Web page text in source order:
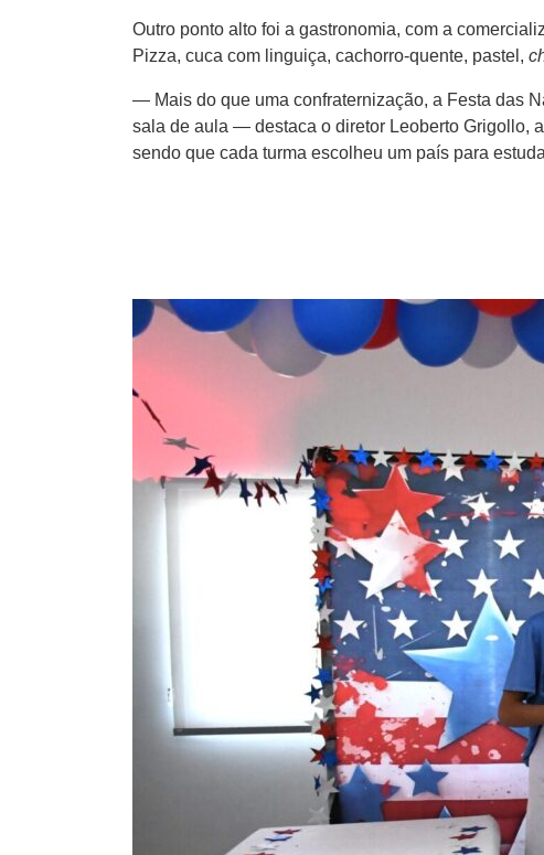
Outro ponto alto foi a gastronomia, com a
Pizza, cuca com linguiça, cachorro-quente, pastel,
— Mais do que uma confraternização, a Festa das
sala de aula — destaca o diretor Leoberto Grigollo,
sendo que cada turma escolheu um país para